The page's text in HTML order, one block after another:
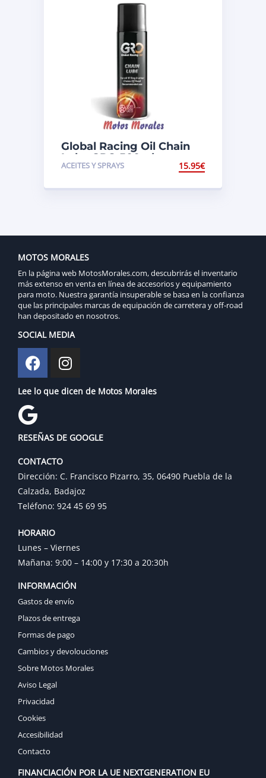
Global Racing Oil Chain
Lube GRO 500ml.
ACEITES Y SPRAYS 15.95€
MOTOS MORALES
En la página web MotosMorales.com, descubrirás el inventario
más extenso en venta en línea de accesorios y equipamiento
para moto. Nuestra garantía insuperable se basa en la confianza
que las principales marcas de equipación de carretera y off-road
han depositado en nosotros.
SOCIAL MEDIA
Lee lo que dicen de Motos Morales
RESEÑAS DE GOOGLE
CONTACTO
Dirección: C. Francisco Pizarro, 35, 06490 Puebla de la
Calzada, Badajoz
Teléfono: 924 45 69 95
HORARIO
Lunes – Viernes
Mañana: 9:00 – 14:00 y 17:30 a 20:30h
INFORMACIÓN
Gastos de envío
Plazos de entrega
Formas de pago
Cambios y devolouciones
Sobre Motos Morales
Aviso Legal
Privacidad
Cookies
Accesibilidad
Contacto
FINANCIACIÓN POR LA UE NEXTGENERATION EU